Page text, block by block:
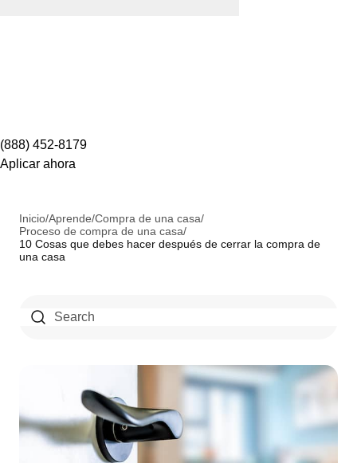
(888) 452-8179
Aplicar ahora
Inicio/Aprende/Compra de una casa/
Proceso de compra de una casa/
10 Cosas que debes hacer después de cerrar la compra de
una casa